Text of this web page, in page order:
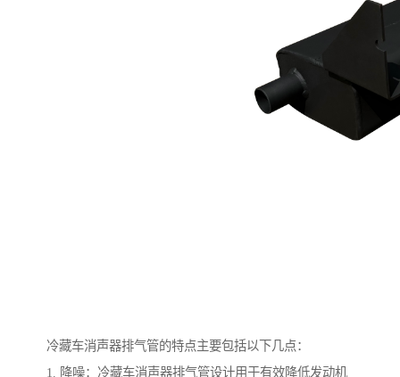
冷藏车消声器排气管的特点主要包括以下几点：
1. 降噪：冷藏车消声器排气管设计用于有效降低发动机